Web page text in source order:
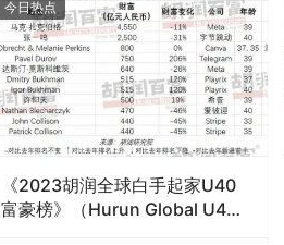
今日热点
《2023胡润全球白手起家U40
富豪榜》（Hurun Global U40